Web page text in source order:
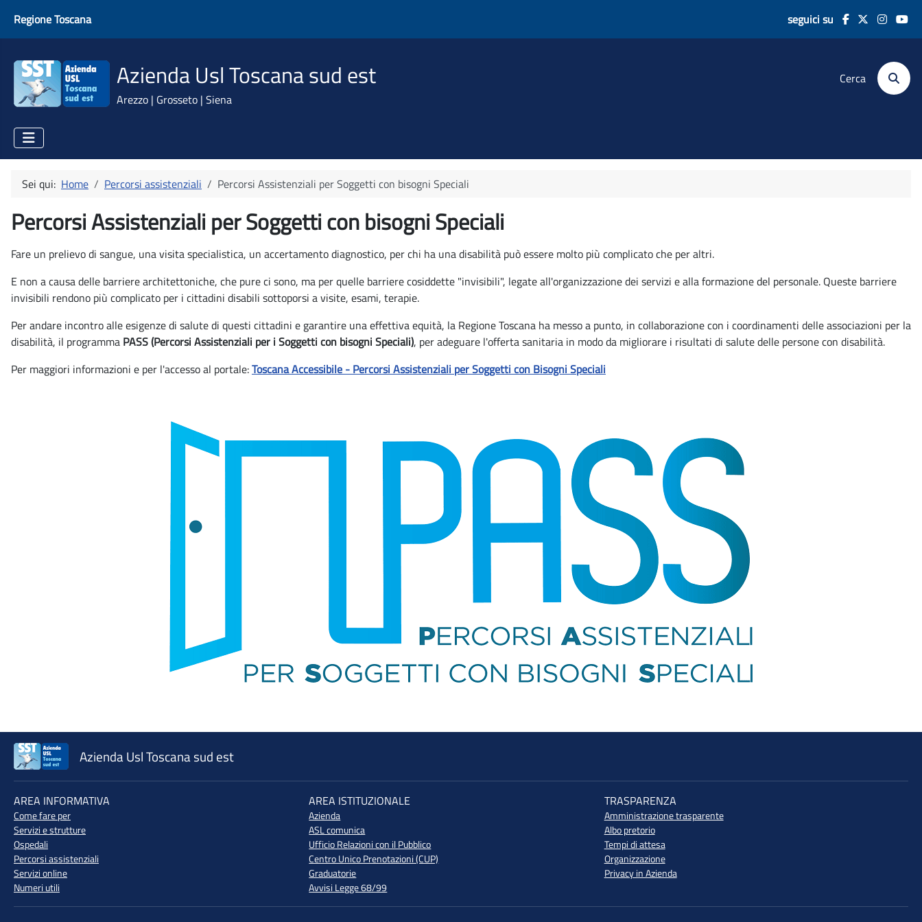
Regione Toscana seguici su
Azienda Usl Toscana sud est
Arezzo | Grosseto | Siena
Cerca
Sei qui: Home Percorsi assistenziali Percorsi Assistenziali per Soggetti con bisogni Speciali
Percorsi Assistenziali per Soggetti con bisogni Speciali
Fare un prelievo di sangue, una visita specialistica, un accertamento diagnostico, per chi ha una disabilità può essere molto più complicato che per altri.
E non a causa delle barriere architettoniche, che pure ci sono, ma per quelle barriere cosiddette "invisibili", legate all'organizzazione dei servizi e alla formazione del personale. Queste barriere
invisibili rendono più complicato per i cittadini disabili sottoporsi a visite, esami, terapie.
Per andare incontro alle esigenze di salute di questi cittadini e garantire una effettiva equità, la Regione Toscana ha messo a punto, in collaborazione con i coordinamenti delle associazioni per la
disabilità, il programma PASS (Percorsi Assistenziali per i Soggetti con bisogni Speciali), per adeguare l'offerta sanitaria in modo da migliorare i risultati di salute delle persone con disabilità.
Per maggiori informazioni e per l'accesso al portale:Toscana Accessibile - Percorsi Assistenziali per Soggetti con Bisogni Speciali
Azienda Usl Toscana sud est
AREA INFORMATIVA
Come fare per
Servizi e strutture
Ospedali
Percorsi assistenziali
Servizi online
Numeri utili
AREA ISTITUZIONALE
Azienda
ASL comunica
Ufficio Relazioni con il Pubblico
Centro Unico Prenotazioni (CUP)
Graduatorie
Avvisi Legge 68/99
TRASPARENZA
Amministrazione trasparente
Albo pretorio
Tempi di attesa
Organizzazione
Privacy in Azienda